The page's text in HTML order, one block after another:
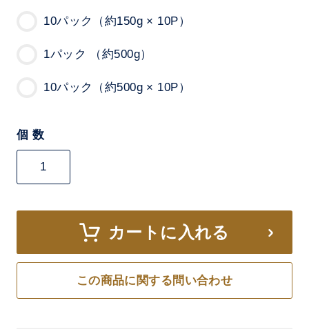
10パック（約150g × 10P）
1パック （約500g）
10パック（約500g × 10P）
個 数
カートに入れる
この商品に関する問い合わせ